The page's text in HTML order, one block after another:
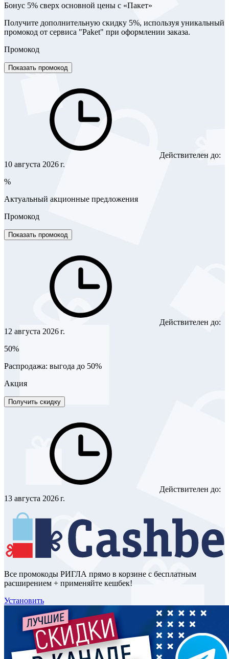
Бонус 5% сверх основной цены с «Пакет»
Получите дополнительную скидку 5%, используя уникальный
промокод от сервиса "Paket" при оформлении заказа.
Промокод
Показать промокод
Действителен до:
10 августа 2026 г.
%
Актуальный акционные предложения
Промокод
Показать промокод
Действителен до:
12 августа 2026 г.
50%
Распродажа: выгода до 50%
Акция
Получить скидку
Действителен до:
13 августа 2026 г.
Все промокоды РИГЛА прямо в корзине с бесплатным
расширением + применяйте кешбек!
Установить